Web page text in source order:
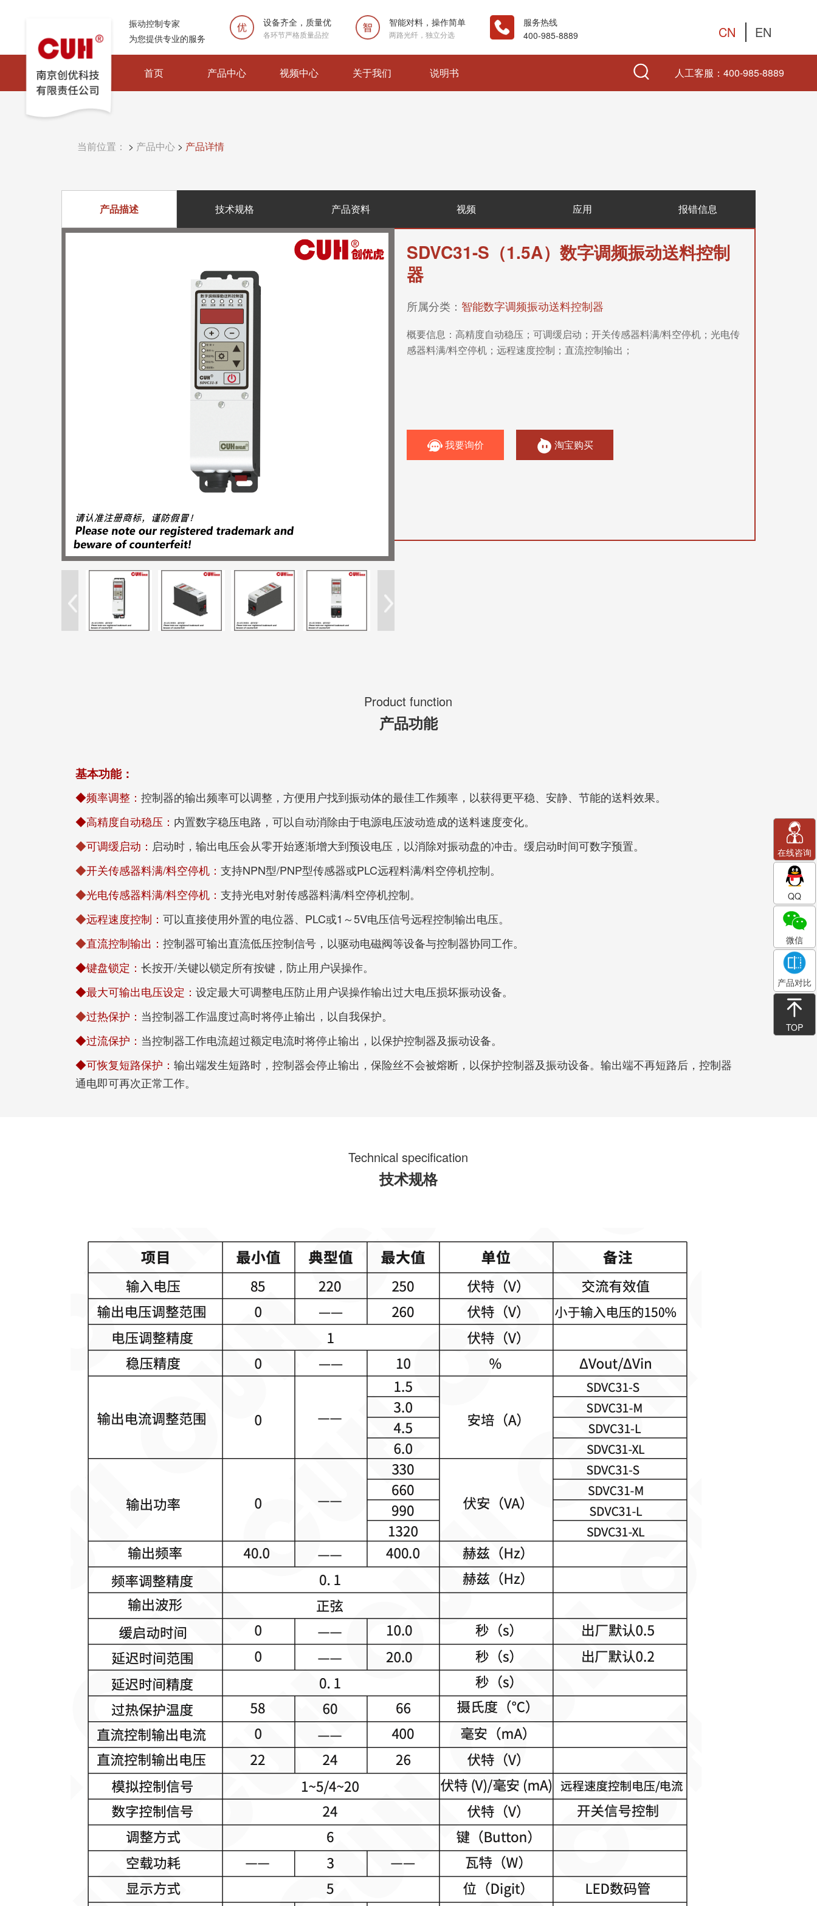
振动控制专家
为您提供专业的服务
设备齐全，质量优
各环节严格质量品控
智能对料，操作简单
两路光纤，独立分选
服务热线
400-985-8889
CN EN
首页 产品中心 视频中心 关于我们 说明书 人工客服：400-985-8889
当前位置： > 产品中心> 产品详情
产品描述 技术规格 产品资料 视频 应用 报错信息
SDVC31-S（1.5A）数字调频振动送料控制
器
所属分类： 智能数字调频振动送料控制器
概要信息：高精度自动稳压；可调缓启动；开关传感器料满/料空停机；光电传
感器料满/料空停机；远程速度控制；直流控制输出；
我要询价 淘宝购买
Product function
产品功能
基本功能：
◆频率调整：控制器的输出频率可以调整，方便用户找到振动体的最佳工作频率，以获得更平稳、安静、节能的送料效果。
◆高精度自动稳压： 内置数字稳压电路，可以自动消除由于电源电压波动造成的送料速度变化。
◆可调缓启动： 启动时，输出电压会从零开始逐渐增大到预设电压，以消除对振动盘的冲击。缓启动时间可数字预置。
◆开关传感器料满/料空停机：支持NPN型/PNP型传感器或PLC远程料满/料空停机控制。
◆光电传感器料满/料空停机：支持光电对射传感器料满/料空停机控制。
◆远程速度控制：可以直接使用外置的电位器、PLC或1～5V电压信号远程控制输出电压。
◆直流控制输出：控制器可输出直流低压控制信号，以驱动电磁阀等设备与控制器协同工作。
◆键盘锁定：长按开/关键以锁定所有按键，防止用户误操作。
◆最大可输出电压设定：设定最大可调整电压防止用户误操作输出过大电压损坏振动设备。
◆过热保护： 当控制器工作温度过高时将停止输出，以自我保护。
◆过流保护： 当控制器工作电流超过额定电流时将停止输出，以保护控制器及振动设备。
◆可恢复短路保护：输出端发生短路时，控制器会停止输出，保险丝不会被熔断，以保护控制器及振动设备。输出端不再短路后，控制器
通电即可再次正常工作。
Technical specification
技术规格
在线咨询
QQ
微信
产品对比
TOP